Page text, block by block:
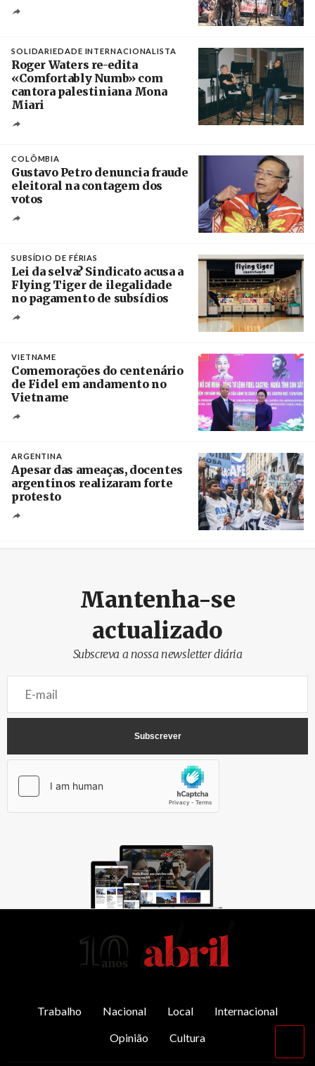
SOLIDARIEDADE INTERNACIONALISTA
Roger Waters re-edita
«Comfortably Numb» com
cantora palestiniana Mona
Miari
COLÔMBIA
Gustavo Petro denuncia fraude
eleitoral na contagem dos
votos
SUBSÍDIO DE FÉRIAS
Lei da selva? Sindicato acusa a
Flying Tiger de ilegalidade
no pagamento de subsídios
VIETNAME
Comemorações do centenário
de Fidel em andamento no
Vietname
ARGENTINA
Apesar das ameaças, docentes
argentinos realizaram forte
protesto
Mantenha-se
actualizado
Subscreva a nossa newsletter diária
Trabalho Nacional Local
Internacional
Opinião
Cultura